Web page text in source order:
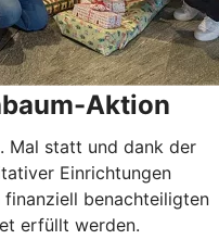
Aktion
Mal statt und dank der
Einrichtungen
benachteiligten
erfüllt werden.